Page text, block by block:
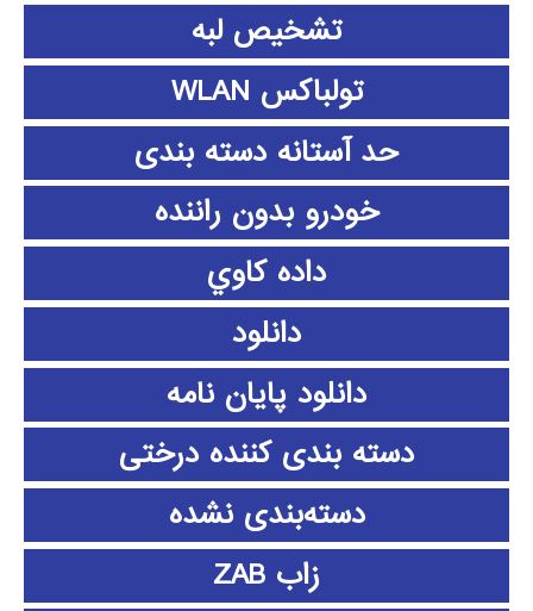
تشخیص لبه
تولباکس WLAN
حد آستانه دسته بندی
خودرو بدون راننده
داده كاوي
دانلود
دانلود پايان نامه
دسته بندی کننده درختی
دسته‌بندی نشده
زاب ZAB